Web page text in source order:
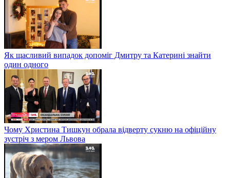
Як щасливий випадок допоміг Дмитру та Катерині знайти
один одного
Чому Христина Тишкун обрала відверту сукню на офіційну
зустріч з мером Львова